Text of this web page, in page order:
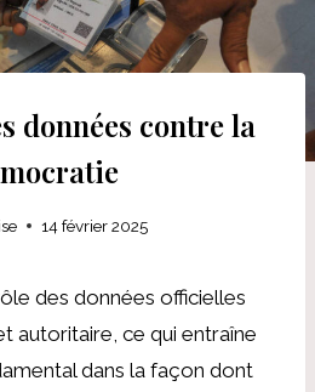
données contre la
14 février 2025
des données officielles
autoritaire, ce qui entraîne
dans la façon dont